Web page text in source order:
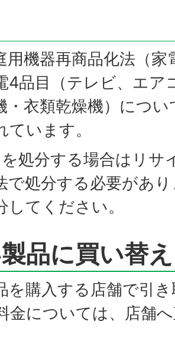
用機器再商品化法（
4品目（テレビ、エア
・衣類乾燥機）につ
います。
処分する場合はリサ
で処分する必要があ
してください。
品に買い替
を購入する店舗で引
金については、店舗